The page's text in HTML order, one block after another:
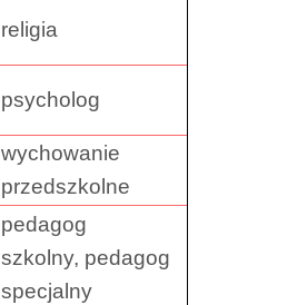
religia
psycholog
wychowanie
przedszkolne
pedagog
szkolny, pedagog
specjalny